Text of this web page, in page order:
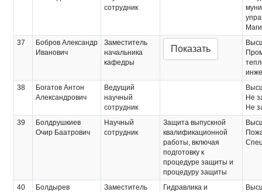
сотрудник
37
Бобров Александр
Иванович
Заместитель
начальника
кафедры
Показать
38
Богатов Антон
Александрович
Ведущий
научный
сотрудник
Не
Не
39
Болдрушкиев
Очир Баатрович
Научный
сотрудник
Защита выпускной
квалификационной
работы, включая
подготовку к
процедуре защиты и
процедуру защиты
40
Болдырев
Заместитель
Гидравлика и